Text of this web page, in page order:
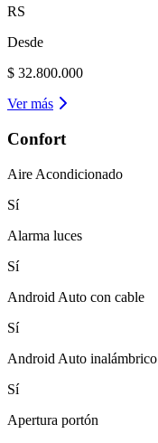
RS
Desde
$ 32.800.000
Ver más
Confort
Aire Acondicionado
Sí
Alarma luces
Sí
Android Auto con cable
Sí
Android Auto inalámbrico
Sí
Apertura portón